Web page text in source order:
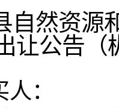
自然资源
让公告（
：